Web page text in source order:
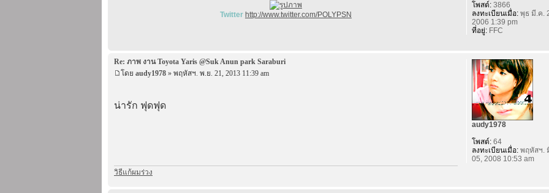
Twitter http://www.twitter.com/POLYPSN
โพสต์:3866
ลงทะเบียนเมื่อ:พุธ มี.ค.
2006 1:39 pm
ที่อยู่:FFC
Re: ภาพ งาน Toyota Yaris @Suk Anun park Saraburi
โดย audy1978 » พฤหัสฯ. พ.ย. 21, 2013 11:39 am
น่ารัก ฟุดฟุด
วิธีแก้ผมร่วง
audy1978
โพสต์:64
ลงทะเบียนเมื่อ:พฤหัสฯ.
05, 2008 10:53 am